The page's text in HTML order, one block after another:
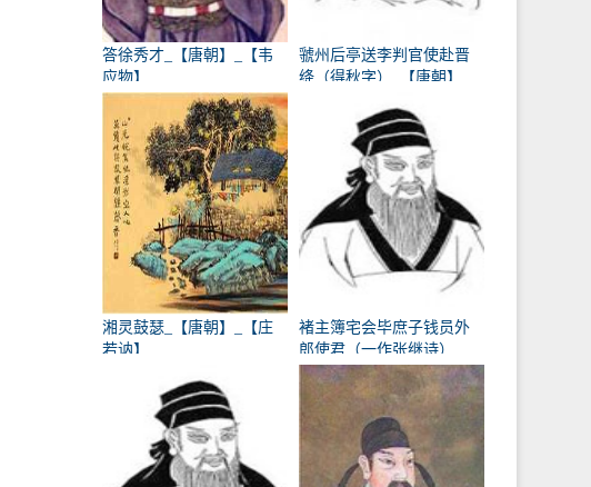
答徐秀才_【唐朝】_【韦
应物】
虢州后亭送李判官使赴晋
绛（得秋字）_【唐朝】
湘灵鼓瑟_【唐朝】_【庄
若讷】
褚主簿宅会毕庶子钱员外
郎使君（一作张继诗）
_【唐朝】_【韩翃】